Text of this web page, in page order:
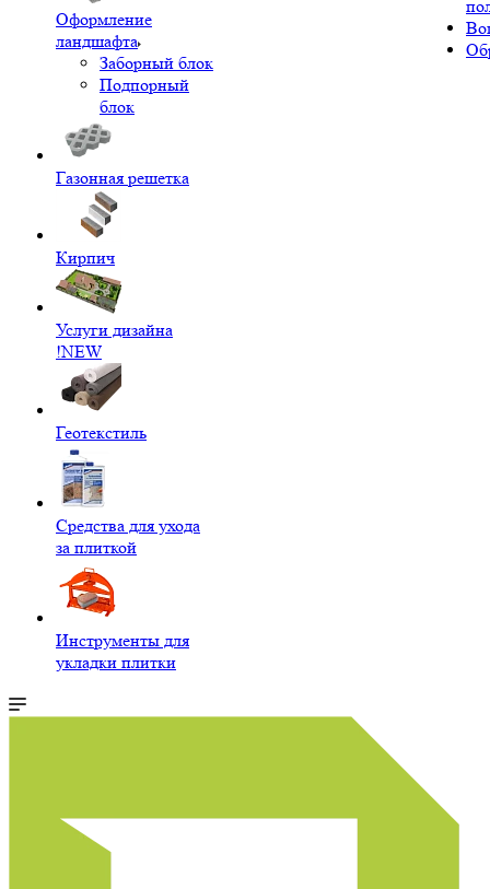
Оформление
ландшафта
Заборный блок
Подпорный
блок
Газонная решетка
Кирпич
Услуги дизайна
!NEW
Геотекстиль
Средства для ухода
за плиткой
Инструменты для
укладки плитки